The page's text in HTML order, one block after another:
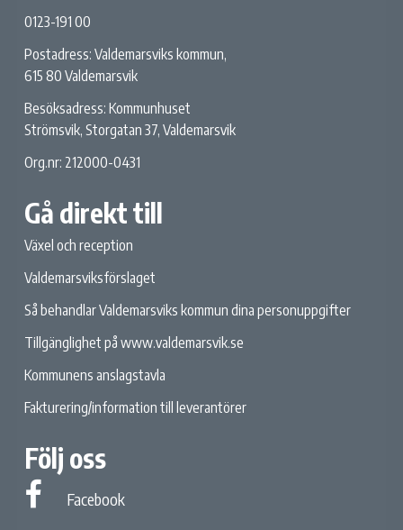
0123-191 00
Postadress: Valdemarsviks kommun,
615 80 Valdemarsvik
Besöksadress: Kommunhuset
Strömsvik, Storgatan 37, Valdemarsvik
Org.nr: 212000-0431
Gå direkt till
Växel och reception
Valdemarsviksförslaget
Så behandlar Valdemarsviks kommun dina personuppgifter
Tillgänglighet på www.valdemarsvik.se
Kommunens anslagstavla
Fakturering/information till leverantörer
Följ oss
Facebook
Facebook